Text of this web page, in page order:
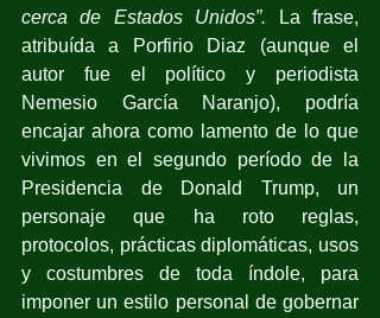
cerca de Estados Unidos”. La frase,
atribuída a Porfirio Diaz (aunque el
autor fue el político y periodista
Nemesio García Naranjo), podría
encajar ahora como lamento de lo que
vivimos en el segundo período de la
Presidencia de Donald Trump, un
personaje que ha roto reglas,
protocolos, prácticas diplomáticas, usos
y costumbres de toda índole, para
imponer un estilo personal de gobernar